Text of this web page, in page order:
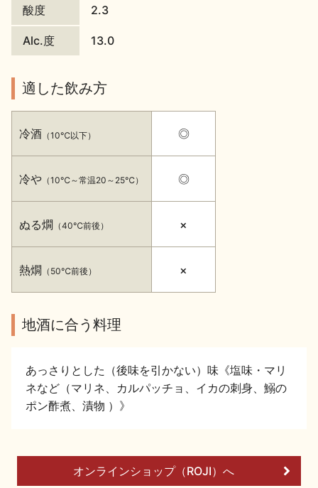
美味しい地酒の選び方
酸度 2.3
Alc.度 13.0
適した飲み方
冷酒 （10℃以下）
冷や （10℃～常温20～25℃）
ぬる燗 （40℃前後）
熱燗 （50℃前後）
◎
◎
×
×
地酒に合う料理
あっさりとした（後味を引かない）味《塩味・マリ
ネなど（マリネ、カルパッチョ、イカの刺身、鰯の
ポン酢煮、漬物 ）》
オンラインショップ（ROJI）へ